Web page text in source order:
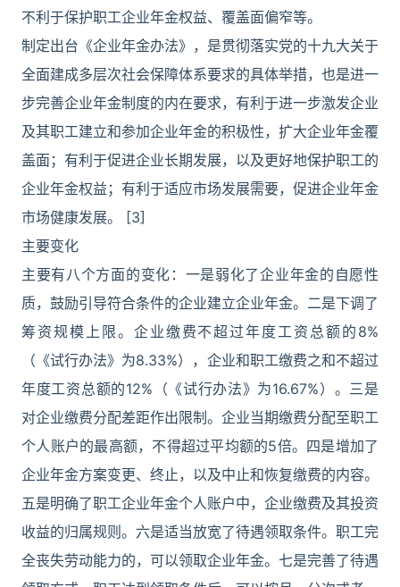
不利于保护职工企业年金权益、覆盖面偏窄等。
制定出台《企业年金办法》，是贯彻落实党的十九大关于
全面建成多层次社会保障体系要求的具体举措，也是进一
步完善企业年金制度的内在要求，有利于进一步激发企业
及其职工建立和参加企业年金的积极性，扩大企业年金覆
盖面；有利于促进企业长期发展，以及更好地保护职工的
企业年金权益；有利于适应市场发展需要，促进企业年金
市场健康发展。 [3]
主要变化
主要有八个方面的变化：一是弱化了企业年金的自愿性
质，鼓励引导符合条件的企业建立企业年金。二是下调了
筹资规模上限。企业缴费不超过年度工资总额的8%
（《试行办法》为8.33%），企业和职工缴费之和不超过
年度工资总额的12%（《试行办法》为16.67%）。三是
对企业缴费分配差距作出限制。企业当期缴费分配至职工
个人账户的最高额，不得超过平均额的5倍。四是增加了
企业年金方案变更、终止，以及中止和恢复缴费的内容。
五是明确了职工企业年金个人账户中，企业缴费及其投资
收益的归属规则。六是适当放宽了待遇领取条件。职工完
全丧失劳动能力的，可以领取企业年金。七是完善了待遇